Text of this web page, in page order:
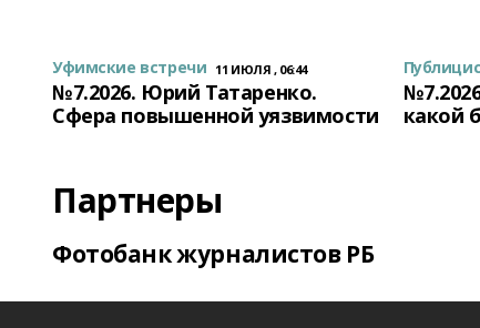
Уфимские встречи 11 ИЮЛЯ , 06:44
№7.2026. Юрий Татаренко.
Сфера повышенной уязвимости
какой
Партнеры
Фотобанк журналистов РБ